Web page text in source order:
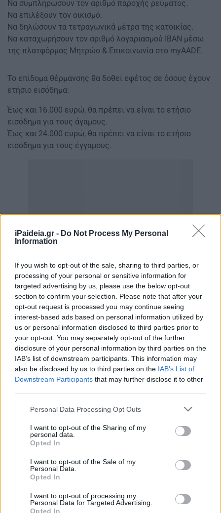
iPaideia.gr - Do Not Process My Personal
Information
If you wish to opt-out of the sale, sharing to third parties, or
processing of your personal or sensitive information for
targeted advertising by us, please use the below opt-out
section to confirm your selection. Please note that after your
opt-out request is processed you may continue seeing
interest-based ads based on personal information utilized by
us or personal information disclosed to third parties prior to
your opt-out. You may separately opt-out of the further
disclosure of your personal information by third parties on the
IAB’s list of downstream participants. This information may
also be disclosed by us to third parties on the IAB’s List of
Downstream Participants that may further disclose it to other
Please note that this website/app uses one or more Google
not limited to your visit or usage behaviour. You may click to
grant or deny consent to Google and its third-party tags to
use your data for below specified purposes in below Google
consent section.
Personal Data Processing Opt Outs
I want to opt-out of the Sharing of my
personal data.
Opted In
I want to opt-out of the Sale of my
Personal Data.
Opted In
I want to opt-out of processing my
Personal Data for Targeted Advertising.
Opted In
Να συμπληρώσουν τον αριθμό παροχής ρεύματος.
Να επιλέξουν τον οικισμό.
Να δηλώσουν τα τετραγωνικά μέτρα της κατοικίας.
Να καταχωρήσουν τον αριθμό λογαριασμού IBAN μέσω
της πλατφόρμας Μητρώο & Επικοινωνία στο myAADE.
Το επίδομα θέρμανσης θα δοθεί εφέτος σε όσους έχουν
ετήσιο εισόδημα:
Έως και 16.000 ευρώ, θα πρέπει να είναι το ετήσιο
εισόδημα για τους άγαμους.
Έως και 24.000 ευρώ, θα πρέπει να είναι το ετήσιο
εισόδημα για τους έγγαμους.
Το ποσό αυτό θα αυξάνεται κατά 5.000 ευρώ για κάθε
τέκνο, για τις οικογένειες με παιδιά.
Το εισοδηματικό όριο για ένα νοικοκυριό με 1 παιδί θα